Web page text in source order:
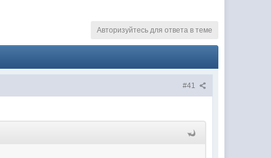
Авторизуйтесь для ответа в теме
#41